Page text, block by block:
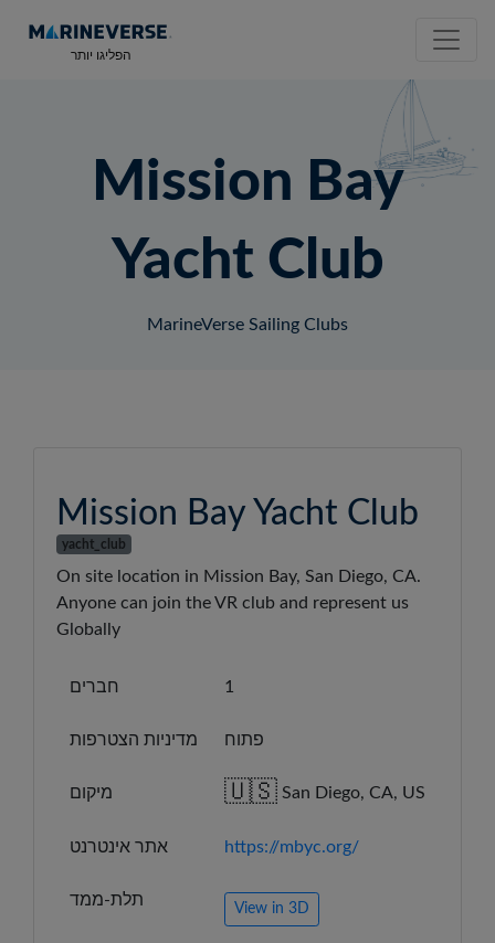
הפליגו יותר
Mission Bay
Yacht Club
MarineVerse Sailing Clubs
Mission Bay Yacht Club
yacht_club
On site location in Mission Bay, San Diego, CA.
Anyone can join the VR club and represent us
Globally
חברים 1
מדיניות הצטרפות פתוח
מיקום 🇺🇸 San Diego, CA, US
אתר אינטרנט https://mbyc.org/
תלת-ממד View in 3D